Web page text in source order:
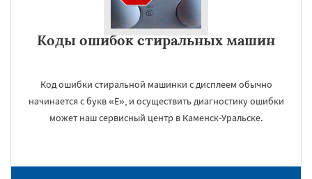
Коды ошибок стиральных машин
Код ошибки стиральной машинки с дисплеем обычно
начинается с букв «E», и осуществить диагностику ошибки
может наш сервисный центр в Каменск-Уральске.